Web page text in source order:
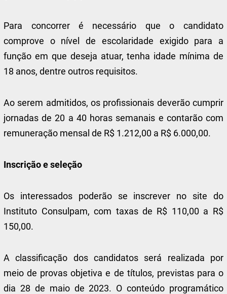
Para concorrer é necessário que o candidato
comprove o nível de escolaridade exigido para a
função em que deseja atuar, tenha idade mínima de
18 anos, dentre outros requisitos.
Ao serem admitidos, os profissionais deverão cumprir
jornadas de 20 a 40 horas semanais e contarão com
remuneração mensal de R$ 1.212,00 a R$ 6.000,00.
Inscrição e seleção
Os interessados poderão se inscrever no site do
Instituto Consulpam, com taxas de R$ 110,00 a R$
150,00.
A classificação dos candidatos será realizada por
meio de provas objetiva e de títulos, previstas para o
dia 28 de maio de 2023. O conteúdo programático